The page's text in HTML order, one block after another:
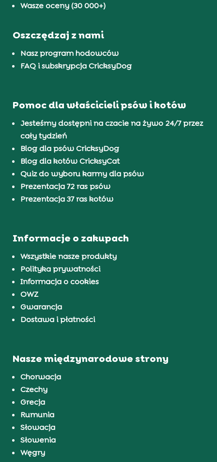
Wasze oceny (30 000+)
Oszczędzaj z nami
Nasz program hodowców
FAQ i subskrypcja CricksyDog
Pomoc dla właścicieli psów i kotów
Jesteśmy dostępni na czacie na żywo 24/7 przez
cały tydzień
Blog dla psów CricksyDog
Blog dla kotów CricksyCat
Quiz do wyboru karmy dla psów
Prezentacja 72 ras psów
Prezentacja 37 ras kotów
Informacje o zakupach
Wszystkie nasze produkty
Polityka prywatności
Informacja o cookies
OWZ
Gwarancja
Dostawa i płatności
Nasze międzynarodowe strony
Chorwacja
Czechy
Grecja
Rumunia
Słowacja
Słowenia
Węgry